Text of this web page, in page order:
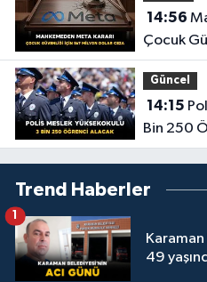
14:56
Çocuk
Dolar
Güncel
14:15
Bin 250
Trend Haberler
49
1